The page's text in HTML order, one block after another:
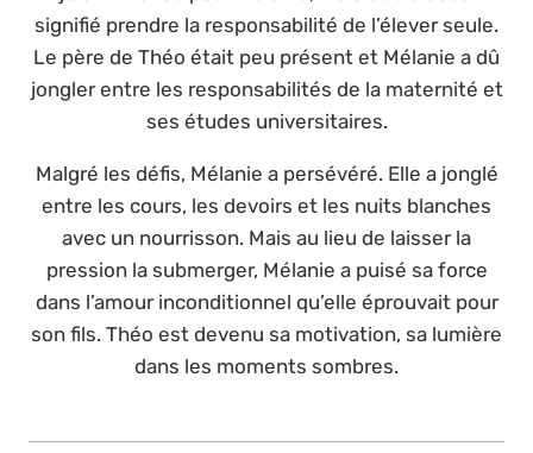
signifié prendre la responsabilité de l’élever seule.
Le père de Théo était peu présent et Mélanie a dû
jongler entre les responsabilités de la maternité et
ses études universitaires.
Malgré les défis, Mélanie a persévéré. Elle a jonglé
entre les cours, les devoirs et les nuits blanches
avec un nourrisson. Mais au lieu de laisser la
pression la submerger, Mélanie a puisé sa force
dans l’amour inconditionnel qu’elle éprouvait pour
son fils. Théo est devenu sa motivation, sa lumière
dans les moments sombres.